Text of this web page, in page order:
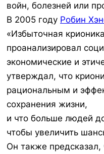
войн, болезней или
В 2005 году Робин
«Избыточная
проанализировал
экономические и
утверждал, что
рациональным и
сохранения жизни,
и что больше людей
чтобы увеличить
Он также